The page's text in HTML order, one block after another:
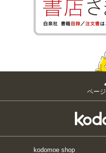
ペー
kodomoe shop